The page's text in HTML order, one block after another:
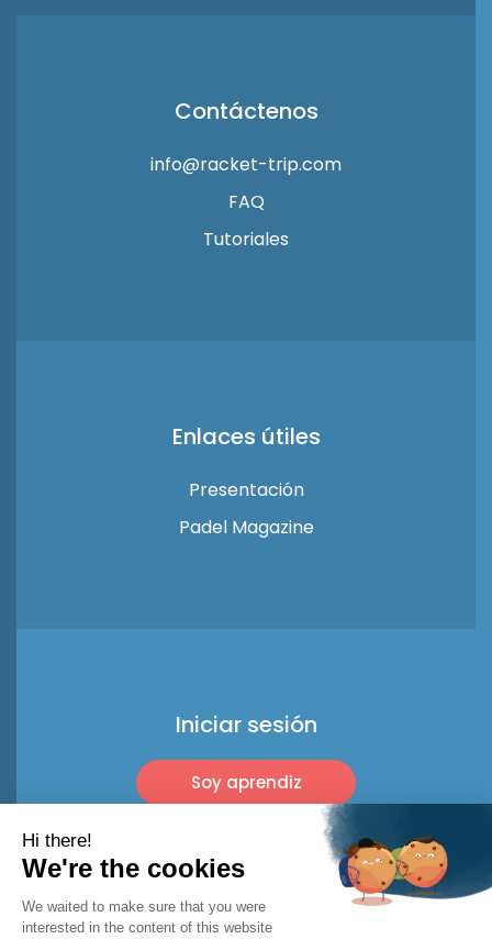
Contáctenos
info@racket-trip.com
FAQ
Tutoriales
Enlaces útiles
Presentación
Padel Magazine
Iniciar sesión
Soy aprendiz